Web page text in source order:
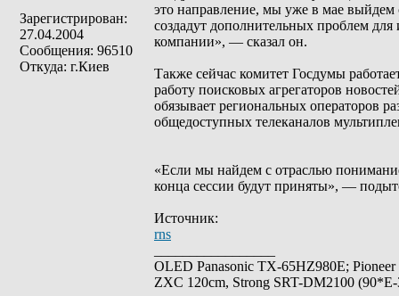
Зарегистрирован:
27.04.2004
Сообщения: 96510
Откуда: г.Киев
это направление, мы уже в мае выйдем
создадут дополнительных проблем
компании», — сказал он.
Также сейчас комитет Госдумы
работу поисковых агрегаторов
обязывает региональных операторов
общедоступных телеканалов
«Если мы найдем с отраслью
конца сессии будут приняты», —
Источник:
rns
OLED Panasonic TX-65HZ980E;
ZXC 120cm, Strong SRT-DM2100